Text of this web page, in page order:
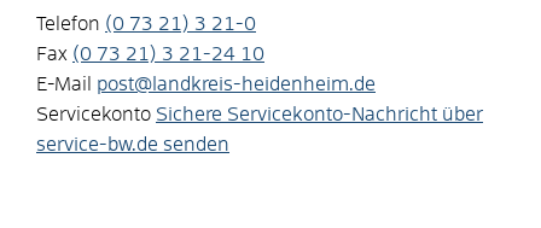
Telefon (0 73 21) 3 21-0
Fax (0 73 21) 3 21-24 10
E-Mail
post@landkreis-heidenheim.de
Servicekonto Sichere Servicekonto-Nachricht über
service-bw.de senden